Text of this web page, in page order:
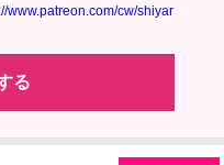
www.patreon.com/cw/shiyar
る